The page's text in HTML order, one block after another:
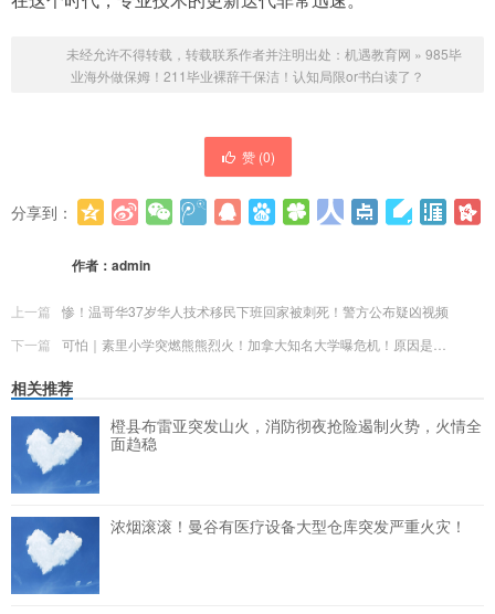
未经允许不得转载，转载联系作者并注明出处： 机遇教育网 » 985毕
业海外做保姆！211毕业裸辞干保洁！认知局限or书白读了？
赞 (0)
分享到：
作者： admin
上一篇
惨！温哥华37岁华人技术移民下班回家被刺死！警方公布疑凶视频
下一篇
可怕｜素里小学突燃熊熊烈火！加拿大知名大学曝危机！原因是…
相关推荐
橙县布雷亚突发山火，消防彻夜抢险遏制火势，火情全
面趋稳
浓烟滚滚！曼谷有医疗设备大型仓库突发严重火灾！